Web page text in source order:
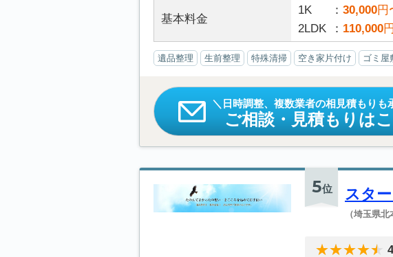
基本料金
1K 30,000円
2LDK
110,000
遺品整理 生前整理 特殊清掃 空き家片付け ゴミ屋
日時調整、複数業者の相見積もりも
ご相談・見積もりは
5位 スタ
（埼玉県